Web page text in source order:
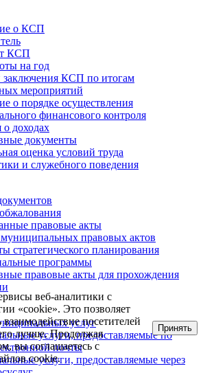
о КСП
КСП
на год
заключения КСП по итогам
мероприятий
о порядке осуществления
финансового контроля
доходах
документы
оценка условий труда
и служебного поведения
правовые акты
правовых актов
стратегического планирования
программы
правовые акты для прохождения
услуг
услуги, предоставляемые по
почты
услуги, предоставляемые через
веб-аналитики с
«cookie». Это позволяет
посетителей
лучше. Продолжая
вы соглашаетесь с
cookie.
Принять